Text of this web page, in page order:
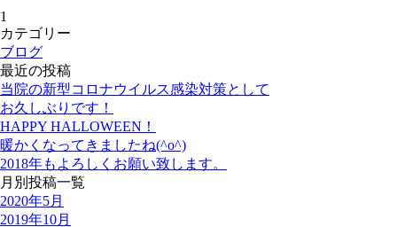
1
カテゴリー
ブログ
最近の投稿
当院の新型コロナウイルス感染対策として
お久しぶりです！
HAPPY HALLOWEEN！
暖かくなってきましたね(^o^)
2018年もよろしくお願い致します。
月別投稿一覧
2020年5月
2019年10月